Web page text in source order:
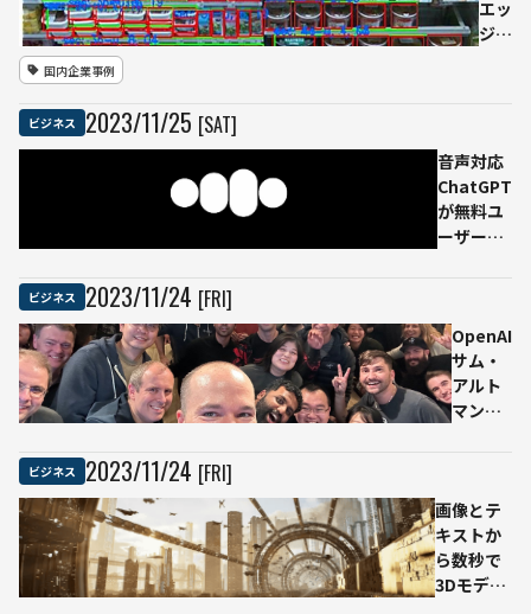
エッ
ジAI
営支
援の
実証
実
にて
実施
国内企業事例
ビジネス 2023/11/25 [SAT]
音声対応
ChatGPT
が無料ユ
ーザーも
ーバダウ
ンも現在
は復旧済
ビジネス 2023/11/24 [FRI]
OpenAI
サム・
アルト
マン氏
会は刷
新 5日
間の
「お家
ビジネス 2023/11/24 [FRI]
画像とテ
キストか
ら数秒で
3Dモデル